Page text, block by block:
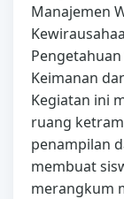
Manajemen
Pengetahuan
Keimanan
Kegiatan ini
ruang
penampilan
membuat
merangkum